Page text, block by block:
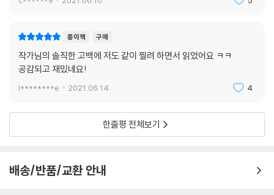
종이책 구매
작가님의 솔직한 고백에 저도 같이 찔려 하면서 읽었어요 ㅋㅋ
공감되고 재밌네요!
l********e 2021.06.14. 4
한줄평 전체보기
배송/반품/교환 안내